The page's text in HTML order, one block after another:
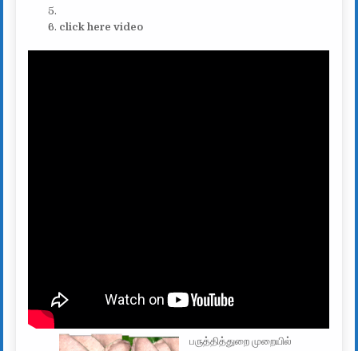
click here video
பருத்தித்துறை முறையில்